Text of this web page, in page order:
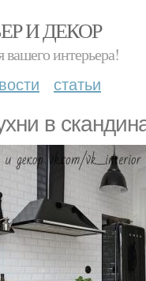
И ДЕКОР
вашего интерьера!
статьи
в